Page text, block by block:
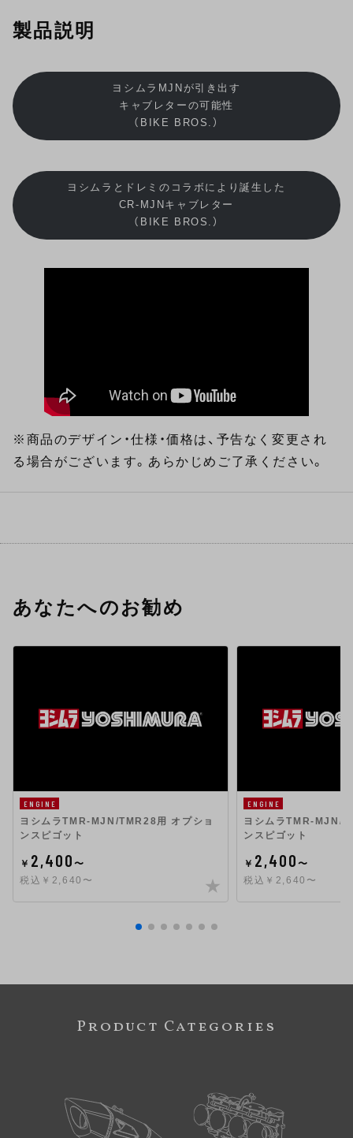
製品説明
ヨシムラMJNが引き出す
キャブレターの可能性
（BIKE BROS.）
ヨシムラとドレミのコラボにより誕生した
CR-MJNキャブレター
（BIKE BROS.）
※商品のデザイン・仕様・価格は、予告なく変更され
る場合がございます。あらかじめご了承ください。
あなたへのお勧め
ENGINE
ヨシムラTMR-MJN/TMR28用 オプショ
ンスピゴット
￥ 2,400〜
税込￥2,640〜
ENGINE
ヨシムラTMR-MJN/
ンスピゴット
￥ 2,400〜
税込￥2,640〜
Product Categories